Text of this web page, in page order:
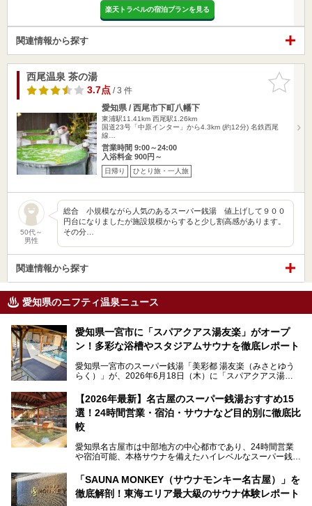
楽天トラベルの宿泊プランを見る
関連情報から探す
お気に入
りに追加
西尾温泉 茶の湯
3.7点/ 3 件
愛知県 / 西尾市下町八幡下
東浦駅11.41km 西尾駅1.26km
国道23号「中原インター」から4.3km (約12分) 名鉄西尾
線…
営業時間 9:00～24:00
入浴料金 900円～
日帰り ひとり旅・一人旅
50代～
男性
総合 小規模ながら人気のあるスーパー銭湯 値上げして９００
円台になりましたが施設規模からすると少し割高感があります。
その分…
関連情報から探す
愛知県のニフティ温泉ニュース
愛知県一宮市に「スパアクアス湯友楽」がオープ
ン！多彩な浴槽やスタジアムサウナを徹底レポート
愛知県一宮市のスーパー銭湯「美彩都 湯友楽（みさとゆう
らく）」が、2026年6月18日（木）に「スパアクアス湯友
この地で30年にわたり愛され続けてきた施設だからこそ、
地元住民をはじめオープンを待ちわびている人も多いのでは
ないでしょうか。
老朽化した設備の補修を機に、2年前からじっくり構想を練
ってきたというだけあって、館内の充実度は想像以上。
以前の4倍に拡張したという露天エリアや10の浴槽、40人収
容の巨大なスタジアムサウナに、岩盤浴やリラクゼーション
までまるごと楽しめる施設に生まれ変わりました。
今回は、全面リニューアルして新しくなった「スパアクアス
【2026年最新】名古屋のスーパー銭湯おすすめ15
選！24時間営業・宿泊・サウナなど目的別に徹底比
較
愛知県名古屋市は中部地方の中心都市であり、24時間営業
や宿泊可能、本格サウナを備えたハイレベルなスーパー銭湯
そのため、「日々の仕事の疲れを心身ともにリセットした
い」「休日に時間を忘れて1日中ダラダラ過ごしたい」「コ
「SAUNA MONKEY（サウナモンキー名古屋）」を
徹底解剖！東海エリア最大級のサウナ体験レポート